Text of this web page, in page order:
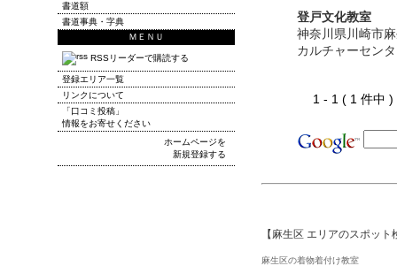
登戸文化教室
神奈川県川崎市
カルチャーセン
1 - 1 ( 1 件
【麻生区 エリアのスポット
麻生区の着物着付け教室
書道額
書道事典・字典
ＭＥＮＵ
RSSリーダーで購読する
登録エリア一覧
リンクについて
「口コミ投稿」
情報をお寄せください
ホームページを
新規登録する